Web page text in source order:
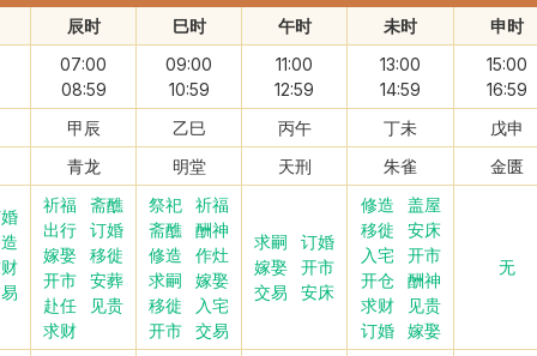
辰时
巳时 午时 未时
申时
07:00
08:59
09:00
10:59
11:00
12:59
13:00
14:59
15:00
16:59
甲辰
乙巳 丙午 丁未
戊申
青龙
明堂 天刑 朱雀 金匮
祈福
斋醮
出行
订婚
嫁娶
移徙
开市
安葬
赴任
见贵
求财
祭祀
祈福
斋醮
酬神
修造
作灶
求嗣
嫁娶
移徙
入宅
开市
交易
求嗣
订婚
嫁娶
开市
交易
安床
修造
盖屋
移徙
安床
入宅
开市
开仓
酬神
求财
见贵
订婚
嫁娶
无